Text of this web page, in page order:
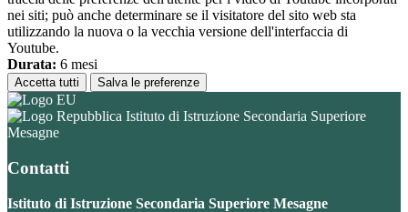
nei siti; può anche determinare se il visitatore del sito web sta
utilizzando la nuova o la vecchia versione dell'interfaccia di
Youtube.
Durata: 6 mesi
Accetta tutti Salva le preferenze
Istituto di Istruzione Secondaria Superiore
Mesagne
Contatti
Istituto di Istruzione Secondaria Superiore Mesagne